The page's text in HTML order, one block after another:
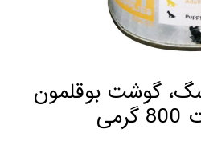
گوشت بوقلمون